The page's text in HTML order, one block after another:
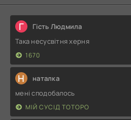
Г Гість Людмила
Така несусвітня херня
1670
Н наталка
мені сподобалось
МІЙ СУСІД ТОТОРО